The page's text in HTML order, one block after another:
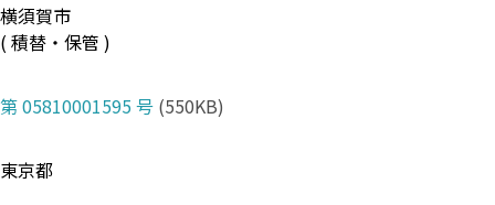
横須賀市
( 積替・保管 )
第 05810001595 号 (550KB)
東京都